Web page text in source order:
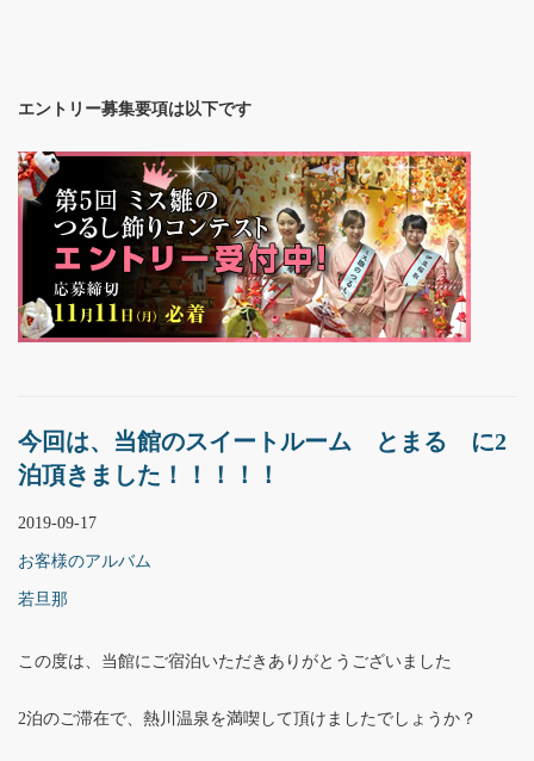
エントリー募集要項は以下です
今回は、当館のスイートルーム とまる に2
泊頂きました！！！！！
2019-09-17
お客様のアルバム
若旦那
この度は、当館にご宿泊いただきありがとうございました
2泊のご滞在で、熱川温泉を満喫して頂けましたでしょうか？